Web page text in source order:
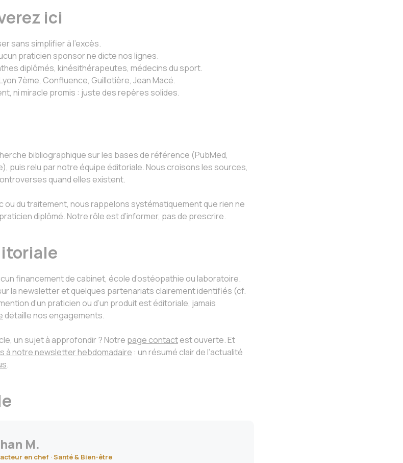
ici
sans simplifier à l'excès.
praticien sponsor ne dicte nos lignes.
diplômés, kinésithérapeutes, médecins du sport.
7ème, Confluence, Guillotière, Jean Macé.
ni miracle promis : juste des repères solides.
bibliographique sur les bases de référence (PubMed,
puis relu par notre équipe éditoriale. Nous croisons les sources,
quand elles existent.
ou du traitement, nous rappelons systématiquement que rien ne
diplômé. Notre rôle est d’informer, pas de prescrire.
financement de cabinet, école d’ostéopathie ou laboratoire.
la newsletter et quelques partenariats clairement identifiés (cf.
d’un praticien ou d’un produit est éditoriale, jamais
détaille nos engagements.
un sujet à approfondir ? Notre page contactest ouverte. Et
à notre newsletter hebdomadaire : un résumé clair de l’actualité
.
M.
en chef · Santé & Bien-être